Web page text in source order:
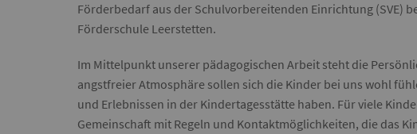
Förderbedarf aus der Schulvorbereitenden Einrichtung (SVE)
Förderschule Leerstetten.
Im Mittelpunkt unserer pädagogischen Arbeit steht die
angstfreier Atmosphäre sollen sich die Kinder bei uns wohl
und Erlebnissen in der Kindertagesstätte haben. Für viele
Gemeinschaft mit Regeln und Kontaktmöglichkeiten, die das